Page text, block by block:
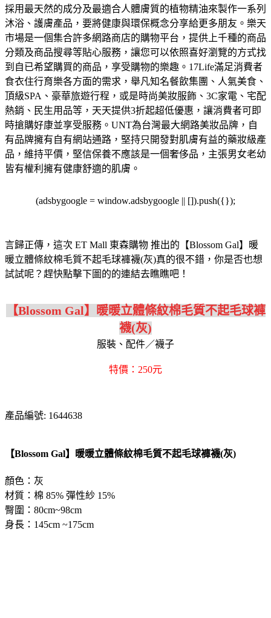
採用最天然的成分及最適合人體膚質的植物精油來製作一系列
沐浴、護膚產品，要將健康與環保概念分享給更多朋友。 樂天
市場是一個集合許多網路商店的購物平台，提供上千種的商品
分類及商品搜尋等貼心服務，讓您可以依照喜好瀏覽的方式找
到自已希望購買的商品，享受購物的樂趣。 17Life滿足消費者
食衣住行育樂各方面的需求，舉凡知名餐飲集團、人氣美食、
頂級SPA、豪華旅遊行程，或是時尚美妝服飾、3C家電、宅配
熱銷、民生用品等，天天提供3折起超低優惠，讓消費者可即
時搶購好康並享受服務。 UNT為台灣最大網路美妝品牌，自
有品牌擁有自有網站通路，堅持只開發對肌膚有益的藥妝級產
品，維持平價，堅信保養不應該是一個奢侈品，主張男女老幼
皆有權利擁有健康舒適的肌膚。
(adsbygoogle = window.adsbygoogle || []).push({});
言歸正傳，這次 ET Mall 東森購物 推出的【Blossom Gal】暖
暖立體條紋棉毛質不起毛球褲襪(灰)真的很不錯，你是否也想
試試呢？趕快點擊下圖的的連結去瞧瞧吧！
【Blossom Gal】暖暖立體條紋棉毛質不起毛球褲
襪(灰)
服裝、配件／襪子
特價：250元
產品編號: 1644638
【Blossom Gal】暖暖立體條紋棉毛質不起毛球褲襪(灰)
顏色：灰
材質：棉 85% 彈性紗 15%
臀圍：80cm~98cm
身長：145cm ~175cm